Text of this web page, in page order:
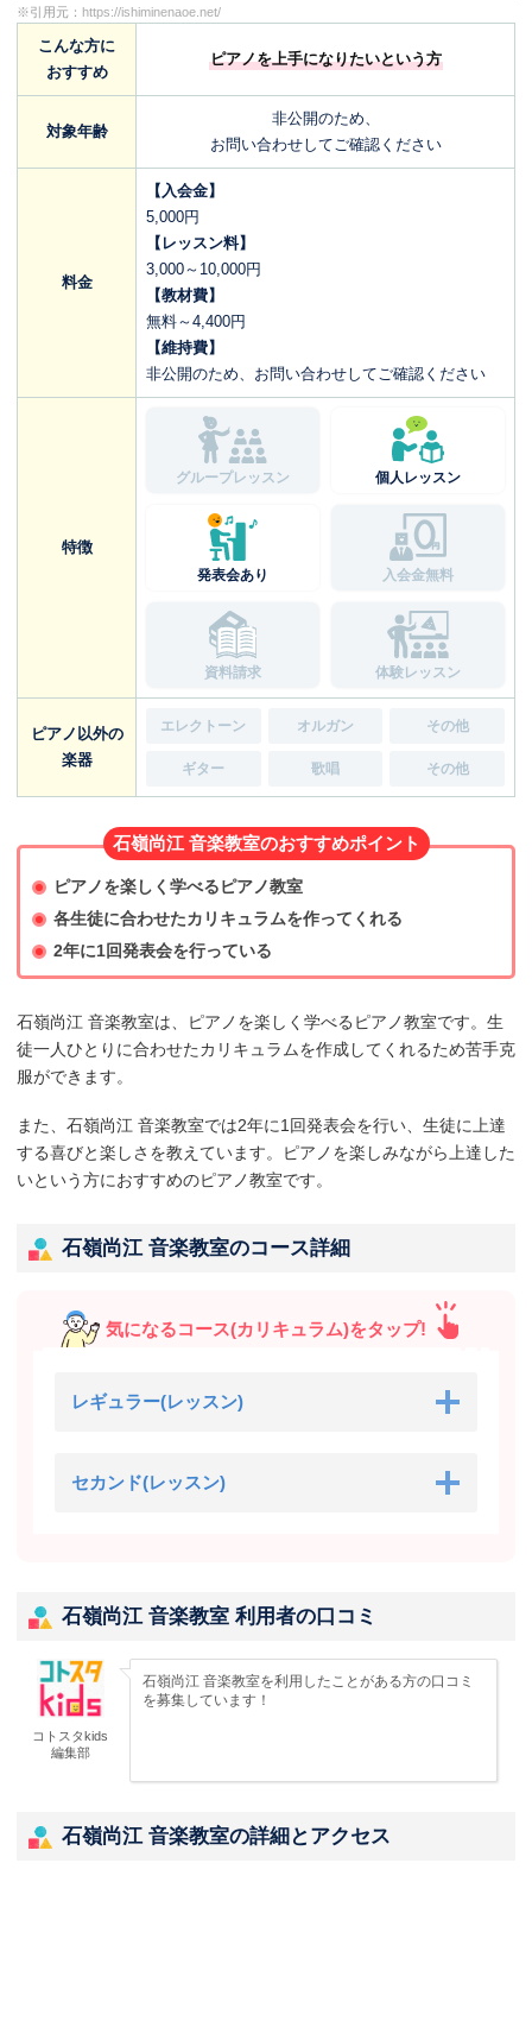
※引用元： https://ishiminenaoe.net/
こんな方に
おすすめ
ピアノを上手になりたいという方
対象年齢
非公開のため、
お問い合わせしてご確認ください
料金
【入会金】
5,000円
【レッスン料】
3,000～10,000円
【教材費】
無料～4,400円
【維持費】
非公開のため、お問い合わせしてご確認ください
特徴
グループレッスン 個人レッスン
発表会あり 入会金無料
資料請求 体験レッスン
ピアノ以外の
楽器
エレクトーン オルガン その他
ギター 歌唱 その他
石嶺尚江 音楽教室のおすすめポイント
ピアノを楽しく学べるピアノ教室
各生徒に合わせたカリキュラムを作ってくれる
2年に1回発表会を行っている
石嶺尚江 音楽教室は、ピアノを楽しく学べるピアノ教室です。生
徒一人ひとりに合わせたカリキュラムを作成してくれるため苦手克
服ができます。
また、石嶺尚江 音楽教室では2年に1回発表会を行い、生徒に上達
する喜びと楽しさを教えています。ピアノを楽しみながら上達した
いという方におすすめのピアノ教室です。
石嶺尚江 音楽教室のコース詳細
気になるコース(カリキュラム)をタップ!
レギュラー(レッスン)
セカンド(レッスン)
石嶺尚江 音楽教室 利用者の口コミ
コトスタkids
編集部
石嶺尚江 音楽教室を利用したことがある方の口コミ
を募集しています！
石嶺尚江 音楽教室の詳細とアクセス